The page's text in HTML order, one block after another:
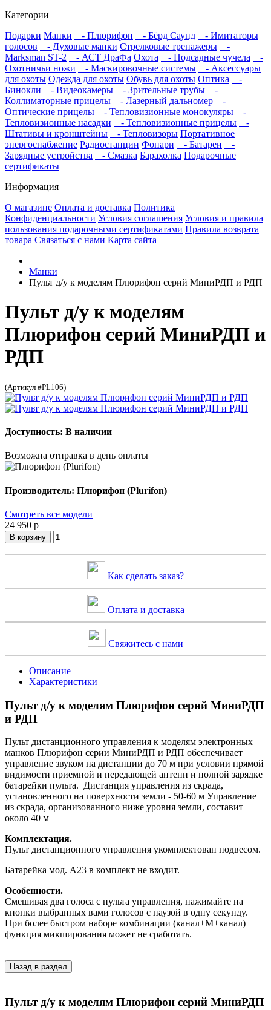
Категории
Подарки Манки - Плюрифон - Бёрд Саунд
- Имитаторы
голосов
- Духовые манки Стрелковые тренажеры
-
Marksman ST-2
- АСТ ДраФа Охота - Подсадные чучела
-
Охотничьи ножи
- Маскировочные системы
- Аксессуары
для охоты Одежда для охоты Обувь для охоты Оптика
-
Бинокли
- Видеокамеры - Зрительные трубы
-
Коллиматорные прицелы
- Лазерный дальномер
-
Оптические прицелы
- Тепловизионные монокуляры
-
Тепловизионные насадки
- Тепловизионные прицелы
-
Штативы и кронштейны
- Тепловизоры Портативное
энергоснабжение Радиостанции Фонари - Батареи
-
Зарядные устройства
- Смазка Барахолка Подарочные
сертификаты
Информация
О магазине Оплата и доставка Политика
Конфиденциальности Условия соглашения Условия и правила
пользования подарочными сертификатами Правила возврата
товара Связаться с нами Карта сайта
Манки
Пульт д/у к моделям Плюрифон серий МиниРДП и РДП
Пульт д/у к моделям
Плюрифон серий МиниРДП и
РДП
(Артикул #PL106)
Доступность: В наличии
Возможна отправка в день оплаты
Производитель: Плюрифон (Plurifon)
Смотреть все модели
24 950 р
В корзину
Как сделать заказ?
Оплата и доставка
Свяжитесь с нами
Описание
Характеристики
Пульт д/у к моделям Плюрифон серий МиниРДП
и РДП
Пульт дистанционного управления к моделям электронных
манков Плюрифон серии МиниРДП и РДП обеспечивает
управление звуком на дистанции до 70 м при условии прямой
видимости приемной и передающей антенн и полной зарядке
батарейки пульта. Дистанция управления из скрада,
установленного на поверхности земли - 50-60 м Управление
из скрада, организованного ниже уровня земли, составит
около 40 м
Комплектация.
Пульт дистанционного управления укомплектован подвесом.
Батарейка мод. А23 в комплект не входит.
Особенности.
Смешивая два голоса с пульта управления, нажимайте на
кнопки выбранных вами голосов с паузой в одну секунду.
При более быстром наборе комбинации (канал+М+канал)
функция микширования может не сработать.
Назад в раздел
Пульт д/у к моделям Плюрифон серий МиниРДП